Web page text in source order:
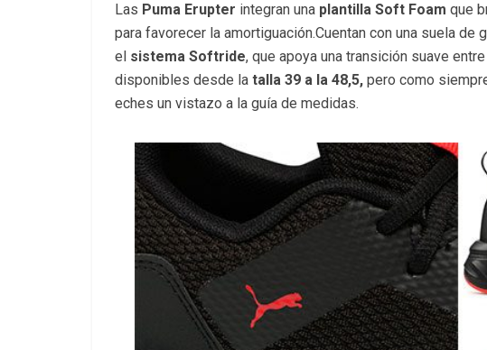
Las Puma Erupter integran una plantilla Soft Foam que
para favorecer la amortiguación.Cuentan con una suela de
el sistema Softride, que apoya una transición suave
disponibles desde la talla 39 a la 48,5, pero como
eches un vistazo a la guía de medidas.